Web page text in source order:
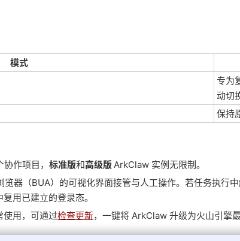
模式
专为
动切
保持
作项目， 标准版和高级版ArkClaw 实例无限制。
器（BUA）的可视化界面接管与人工操作。若任务执
用已建立的登录态。
使用，可通过检查更新，一键将 ArkClaw 升级为火山引擎最